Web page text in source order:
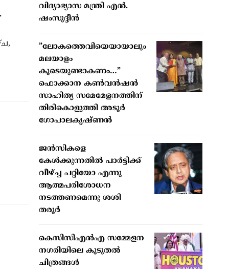
വിദ്യാഭ്യാസ മന്ത്രി എൻ.
ഷംസുദ്ദീൻ
”ലോകത്തെവിയെയായാലും
മലയാളം
കൂടെയുണ്ടാകണം…”
ഫൊക്കാന കണ്‍വന്‍ഷന്‍
സാഹിത്യ സമേമേളനത്തിന്
തിരികൊളുത്തി അടൂര്‍
ഗോപാലകൃഷ്ണന്‍
ജന്‍സികളെ
കേള്‍ക്കുന്നതില്‍ പാര്‍ട്ടിക്ക്
വീഴ്ച്ച പറ്റിയോ എന്നു
ആത്മപരിശോധന
നടത്തണമെന്നു ശശി
തരൂര്‍
കെസിസിഎന്‍എ സമ്മേളന
നഗരിയിലെ കൂടുതല്‍
ചിത്രങ്ങള്‍